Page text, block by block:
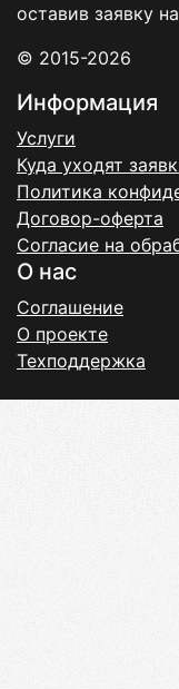
оставив заявку
© 2015-2026
Информация
Услуги
Куда уходят
Политика
Договор-оферта
Согласие на
О нас
Соглашение
О проекте
Техподдержка